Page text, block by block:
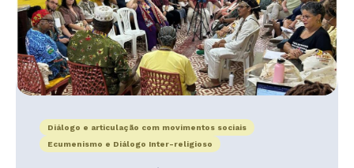
Diálogo e articulação com movimentos sociais
Ecumenismo e Diálogo Inter-religioso